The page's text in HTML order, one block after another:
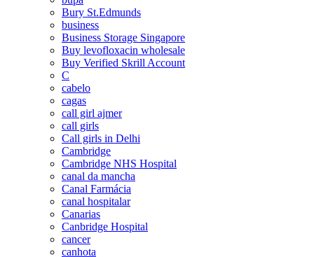
Bury St.Edmunds
business
Business Storage Singapore
Buy levofloxacin wholesale
Buy Verified Skrill Account
C
cabelo
cagas
call girl ajmer
call girls
Call girls in Delhi
Cambridge
Cambridge NHS Hospital
canal da mancha
Canal Farmácia
canal hospitalar
Canarias
Canbridge Hospital
cancer
canhota